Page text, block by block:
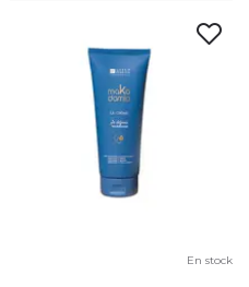
En stock